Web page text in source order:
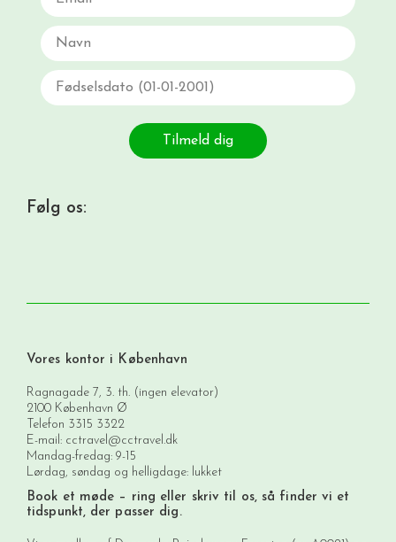
Navn
Fødselsdato
Tilmeld dig
Følg os:
Vores kontor i København
Ragnagade 7, 3. th. (ingen elevator)
2100 København Ø
Telefon 3315 3322
E-mail: cctravel@cctravel.dk
Mandag-fredag: 9-15
Lørdag, søndag og helligdage: lukket
Book et møde – ring eller skriv til os, så finder vi et
tidspunkt, der passer dig.